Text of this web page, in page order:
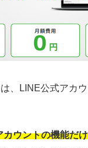
、LINE公式アカ
カウントの機能だ